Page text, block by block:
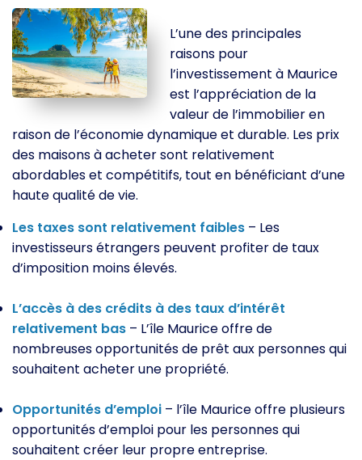
L’une des principales
raisons pour
l’investissement à Maurice
est l’appréciation de la
valeur de l’immobilier en
raison de l’économie dynamique et durable. Les prix
des maisons à acheter sont relativement
abordables et compétitifs, tout en bénéficiant d’une
haute qualité de vie.
Les taxes sont relativement faibles – Les
investisseurs étrangers peuvent profiter de taux
d’imposition moins élevés.
L’accès à des crédits à des taux d’intérêt
relativement bas – L’île Maurice offre de
nombreuses opportunités de prêt aux personnes qui
souhaitent acheter une propriété.
Opportunités d’emploi – l’île Maurice offre plusieurs
opportunités d’emploi pour les personnes qui
souhaitent créer leur propre entreprise.